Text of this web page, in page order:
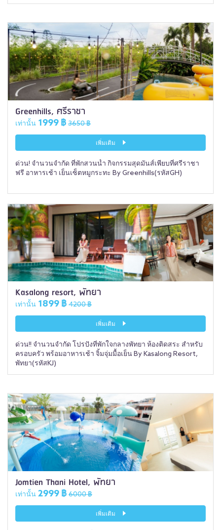
Greenhills, ศรีราชา
เท่านั้น 1999 ฿ 3650 ฿
เพิ่มเติม
ด่วน! จำนวนจำกัด ที่พักสวนน้ำ กิจกรรมสุดมันส์เพียบที่ศรีราชา
ฟรี อาหารเช้า เย็นเซ็ตหมูกระทะ By Greenhills(รหัสGH)
Kasalong resort, พัทยา
เท่านั้น 1899 ฿ 4200 ฿
เพิ่มเติม
ด่วน!! จำนวนจำกัด โปรปังที่พักใจกลางพัทยา ห้องติดสระ สำหรับ
ครอบครัว พร้อมอาหารเช้า จิ้มจุ่มมื้อเย็น By Kasalong Resort,
พัทยา(รหัสKJ)
Jomtien Thani Hotel, พัทยา
เท่านั้น 2999 ฿ 6000 ฿
เพิ่มเติม